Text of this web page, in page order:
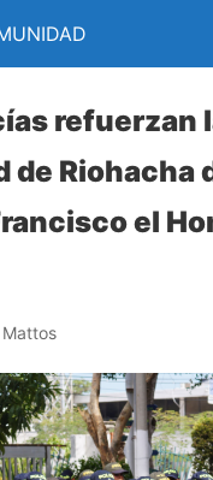
refuerzan
de Riohacha
el
Mattos